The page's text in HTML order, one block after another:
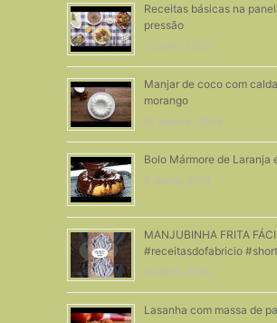
Receitas básicas na
pressão
1 Junho, 2023
Manjar de coco com
morango
16 Janeiro, 2024
Bolo Mármore de Laranja
8 Junho, 2019
MANJUBINHA FRITA
#receitasdofabricio
28 Abril, 2026
Lasanha com massa de